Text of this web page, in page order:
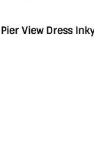
Pier View Dress